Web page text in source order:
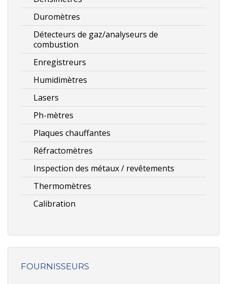
Duromètres
Détecteurs de gaz/analyseurs de
combustion
Enregistreurs
Humidimètres
Lasers
Ph-mètres
Plaques chauffantes
Réfractomètres
Inspection des métaux / revêtements
Thermomètres
Calibration
FOURNISSEURS